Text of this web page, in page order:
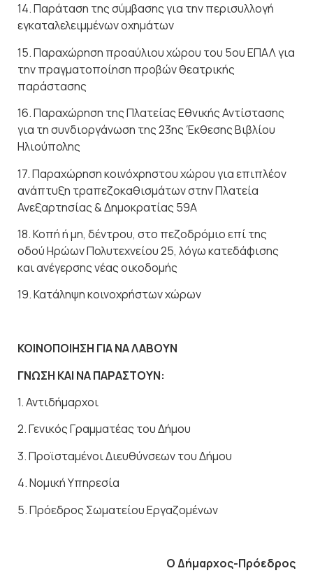
14. Παράταση της σύμβασης για την περισυλλογή
εγκαταλελειμμένων οχημάτων
15. Παραχώρηση προαύλιου χώρου του 5ου ΕΠΑΛ για
την πραγματοποίηση προβών θεατρικής
παράστασης
16. Παραχώρηση της Πλατείας Εθνικής Αντίστασης
για τη συνδιοργάνωση της 23ης Έκθεσης Βιβλίου
Ηλιούπολης
17. Παραχώρηση κοινόχρηστου χώρου για επιπλέον
ανάπτυξη τραπεζοκαθισμάτων στην Πλατεία
Ανεξαρτησίας & Δημοκρατίας 59Α
18. Κοπή ή μη, δέντρου, στο πεζοδρόμιο επί της
οδού Ηρώων Πολυτεχνείου 25, λόγω κατεδάφισης
και ανέγερσης νέας οικοδομής
19. Κατάληψη κοινοχρήστων χώρων
ΚΟΙΝΟΠΟΙΗΣΗ ΓΙΑ ΝΑ ΛΑΒΟΥΝ
ΓΝΩΣΗ ΚΑΙ ΝΑ ΠΑΡΑΣΤΟΥΝ:
1. Αντιδήμαρχοι
2. Γενικός Γραμματέας του Δήμου
3. Προϊσταμένοι Διευθύνσεων του Δήμου
4. Νομική Υπηρεσία
5. Πρόεδρος Σωματείου Εργαζομένων
Ο Δήμαρχος-Πρόεδρος